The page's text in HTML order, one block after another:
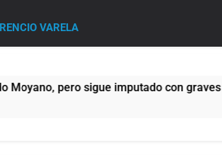
VARELA
sigue imputado con graves cargos